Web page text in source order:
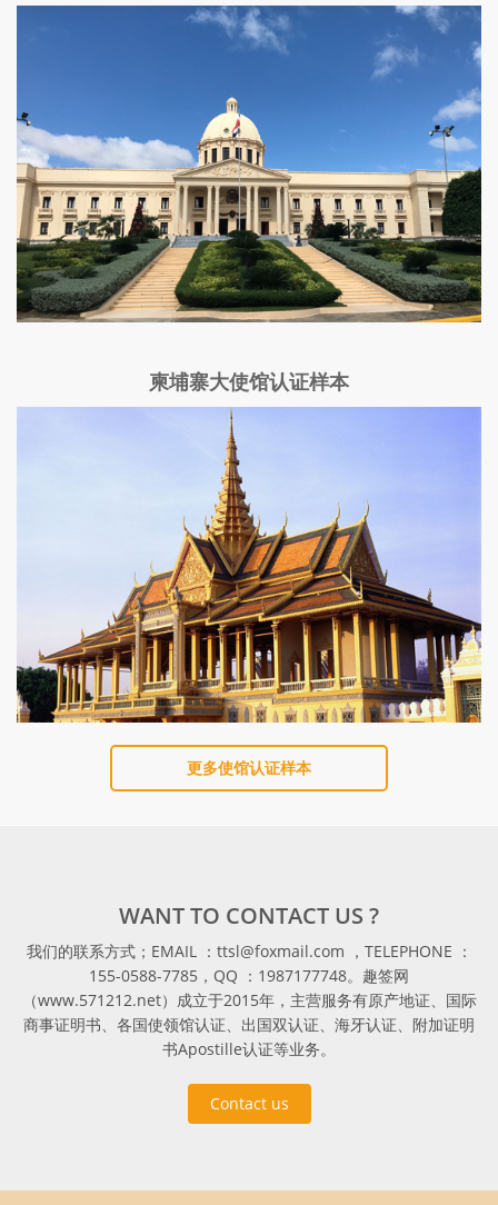
柬埔寨大使馆认证样本
更多使馆认证样本
WANT TO CONTACT US ?
我们的联系方式；EMAIL ：ttsl@foxmail.com ，TELEPHONE ：
155-0588-7785，QQ ：1987177748。趣签网
（www.571212.net）成立于2015年，主营服务有原产地证、国际
商事证明书、各国使领馆认证、出国双认证、海牙认证、附加证明
书Apostille认证等业务。
Contact us